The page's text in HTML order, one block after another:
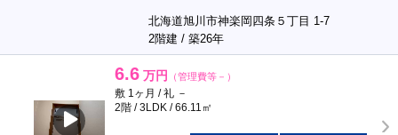
北海道旭川市神楽岡四条５丁目 1-7
2階建 / 築26年
6.6 万円 （管理費等－）
敷 1ヶ月 / 礼 －
2階 / 3LDK / 66.11㎡